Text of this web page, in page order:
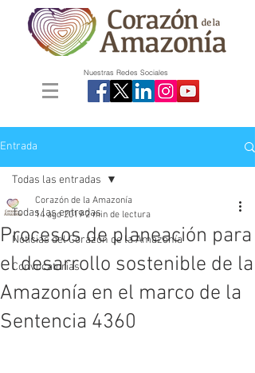
Nuestras Redes Sociales
Entrada
Todas las entradas
Noticias del Corazón de la Amazonía
Convocatorias
Todas las entradas
Procesos de planeación para
el desarrollo sostenible de la
Amazonía en el marco de la
Sentencia 4360
Corazón de la Amazonía
14 ago 2019 2 min de lectura